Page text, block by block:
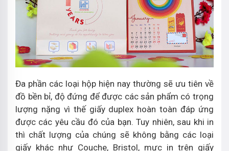
Đa phần các loại hộp hiện nay thường sẽ ưu tiên về
đồ bền bỉ, độ đứng để được các sản phẩm có trọng
lượng nặng vì thế giấy duplex hoàn toàn đáp ứng
được các yêu cầu đó của bạn. Tuy nhiên, sau khi in
thì chất lượng của chúng sẽ không bằng các loại
giấy khác như Couche, Bristol, mực in trên giấy